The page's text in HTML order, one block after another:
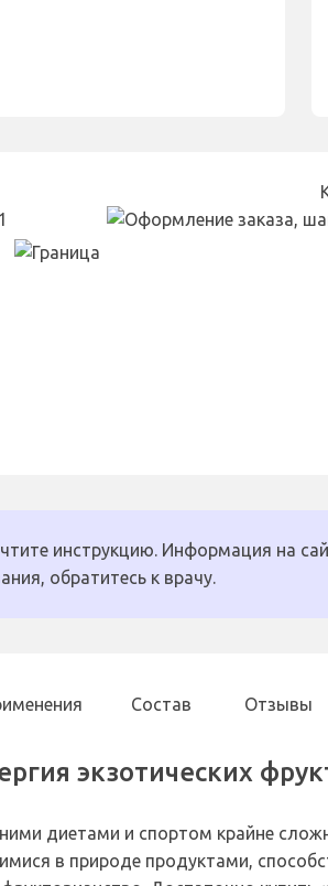
инструкцию. Информация на
обратитесь к врачу.
Состав Отзывы
экзотических
диетами и спортом крайне
в природе продуктами,